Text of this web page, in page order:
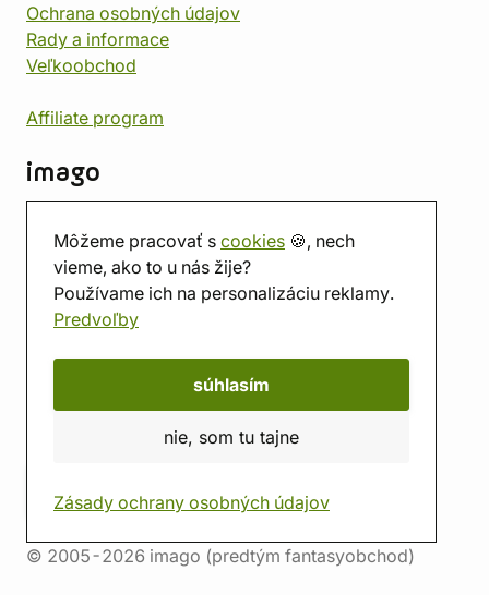
Môžeme pracovať s cookies 🍪, nech
vieme, ako to u nás žije?
Používame ich na personalizáciu reklamy.
Predvoľby
súhlasím
nie, som tu tajne
Zásady ochrany osobných údajov
Ochrana osobných údajov
Rady a informace
Veľkoobchod
Affiliate program
imago
Predajňa
Herňa
O nás
Hodnotenie obchodu
© 2005-2026 imago (predtým fantasyobchod)